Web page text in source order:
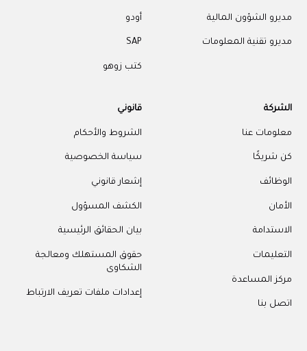
مديرو الشؤون المالية
مديرو تقنية المعلومات
أودو
SAP
كتب زوهو
الشركة
معلومات عنا
كن شريكًا
الوظائف
الأمان
الاستدامة
التعليمات
مركز المساعدة
اتصل بنا
قانوني
الشروط والأحكام
سياسة الخصوصية
إشعار قانوني
الكشف المسؤول
بيان الحقائق الرئيسية
حقوق المستهلك ومعالجة
الشكاوى
إعدادات ملفات تعريف الارتباط